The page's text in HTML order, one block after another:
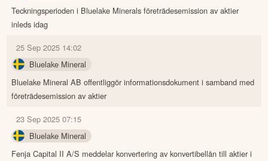
Teckningsperioden i Bluelake Minerals företrädesemission av aktier
inleds idag
25 Sep 2025 14:02
Bluelake Mineral
Bluelake Mineral AB offentliggör informationsdokument i samband med
företrädesemission av aktier
23 Sep 2025 07:15
Bluelake Mineral
Fenja Capital II A/S meddelar konvertering av konvertibellån till aktier i